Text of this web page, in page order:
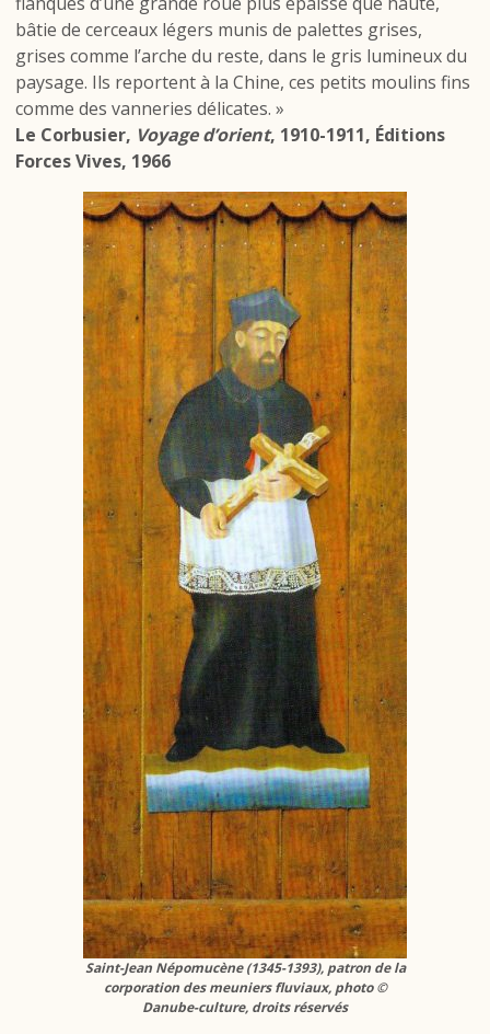
bâtie de cerceaux légers munis de palettes grises,
grises comme l’arche du reste, dans le gris lumineux du
paysage. Ils reportent à la Chine, ces petits moulins fins
comme des vanneries délicates. »
Le Corbusier, Voyage d’orient, 1910-1911, Éditions
Forces Vives, 1966
Saint-Jean Népomucène (1345-1393), patron de la
corporation des meuniers fluviaux, photo ©
Danube-culture, droits réservés